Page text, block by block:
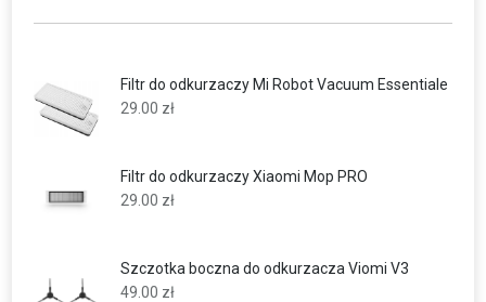
Filtr do odkurzaczy Mi Robot Vacuum Essentiale
29.00 zł
Filtr do odkurzaczy Xiaomi Mop PRO
29.00 zł
Szczotka boczna do odkurzacza Viomi V3
49.00 zł